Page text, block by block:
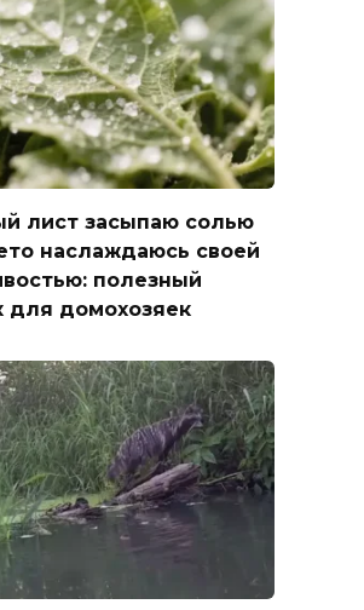
лист засыпаю солью
наслаждаюсь своей
полезный
для домохозяек